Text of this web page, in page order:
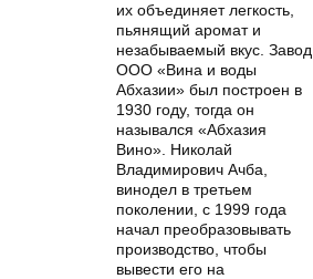
их объединяет легкость,
пьянящий аромат и
незабываемый вкус. Завод
ООО «Вина и воды
Абхазии» был построен в
1930 году, тогда он
назывался «Абхазия
Вино». Николай
Владимирович Ачба,
винодел в третьем
поколении, с 1999 года
начал преобразовывать
производство, чтобы
вывести его на